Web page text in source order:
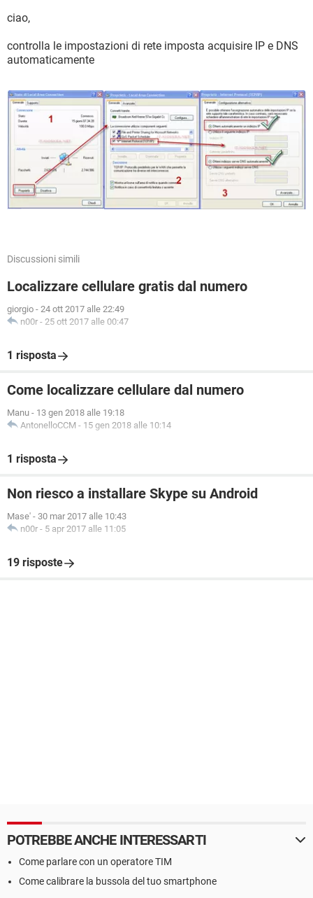
ciao,
controlla le impostazioni di rete imposta acquisire IP e DNS
automaticamente
Discussioni simili
Localizzare cellulare gratis dal numero
giorgio - 24 ott 2017 alle 22:49
n00r - 25 ott 2017 alle 00:47
1 risposta
Come localizzare cellulare dal numero
Manu - 13 gen 2018 alle 19:18
AntonelloCCM - 15 gen 2018 alle 10:14
1 risposta
Non riesco a installare Skype su Android
Mase' - 30 mar 2017 alle 10:43
n00r - 5 apr 2017 alle 11:05
19 risposte
POTREBBE ANCHE INTERESSARTI
Come parlare con un operatore TIM
Come calibrare la bussola del tuo smartphone